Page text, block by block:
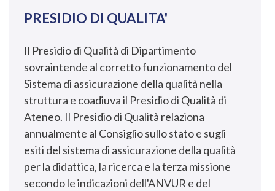
PRESIDIO DI QUALITA'
Il Presidio di Qualità di Dipartimento
sovraintende al corretto funzionamento del
Sistema di assicurazione della qualità nella
struttura e coadiuva il Presidio di Qualità di
Ateneo. Il Presidio di Qualità relaziona
annualmente al Consiglio sullo stato e sugli
esiti del sistema di assicurazione della qualità
per la didattica, la ricerca e la terza missione
secondo le indicazioni dell'ANVUR e del